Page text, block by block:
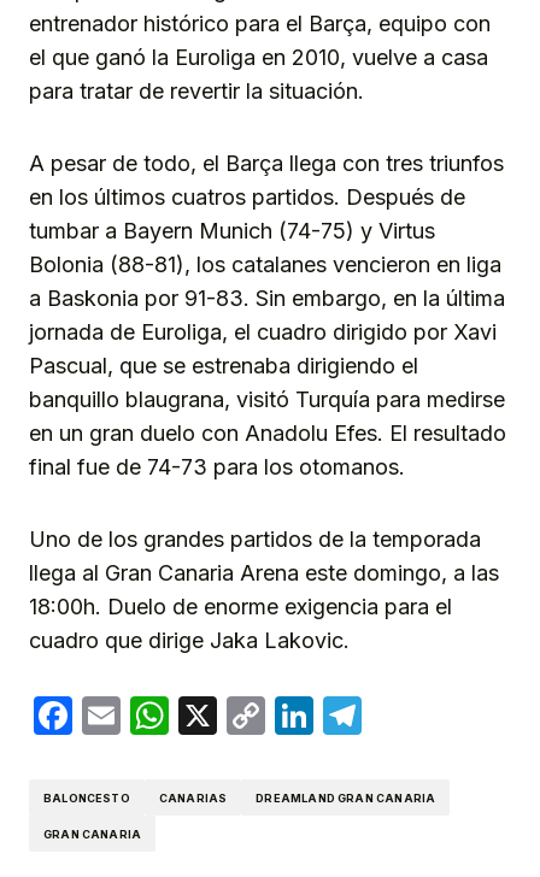
entrenador histórico para el Barça, equipo con
el que ganó la Euroliga en 2010, vuelve a casa
para tratar de revertir la situación.
A pesar de todo, el Barça llega con tres triunfos
en los últimos cuatros partidos. Después de
tumbar a Bayern Munich (74-75) y Virtus
Bolonia (88-81), los catalanes vencieron en liga
a Baskonia por 91-83. Sin embargo, en la última
jornada de Euroliga, el cuadro dirigido por Xavi
Pascual, que se estrenaba dirigiendo el
banquillo blaugrana, visitó Turquía para medirse
en un gran duelo con Anadolu Efes. El resultado
final fue de 74-73 para los otomanos.
Uno de los grandes partidos de la temporada
llega al Gran Canaria Arena este domingo, a las
18:00h. Duelo de enorme exigencia para el
cuadro que dirige Jaka Lakovic.
Facebook
EmailWhatsApp
X
CopyLinkedIn
BALONCESTO CANARIAS DREAMLAND GRAN CANARIA
GRAN CANARIA